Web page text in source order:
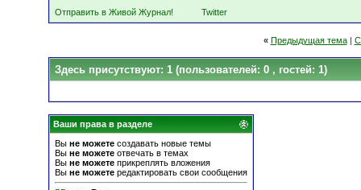
Отправить в Живой Журнал!
Twitter
« Предыдущая тема|
Здесь присутствуют: 1 (пользователей: 0 , гостей: 1)
Ваши права в разделе
Вы не можете создавать новые темы
Вы не можете отвечать в темах
Вы не можете прикреплять вложения
Вы не можете редактировать свои сообщения